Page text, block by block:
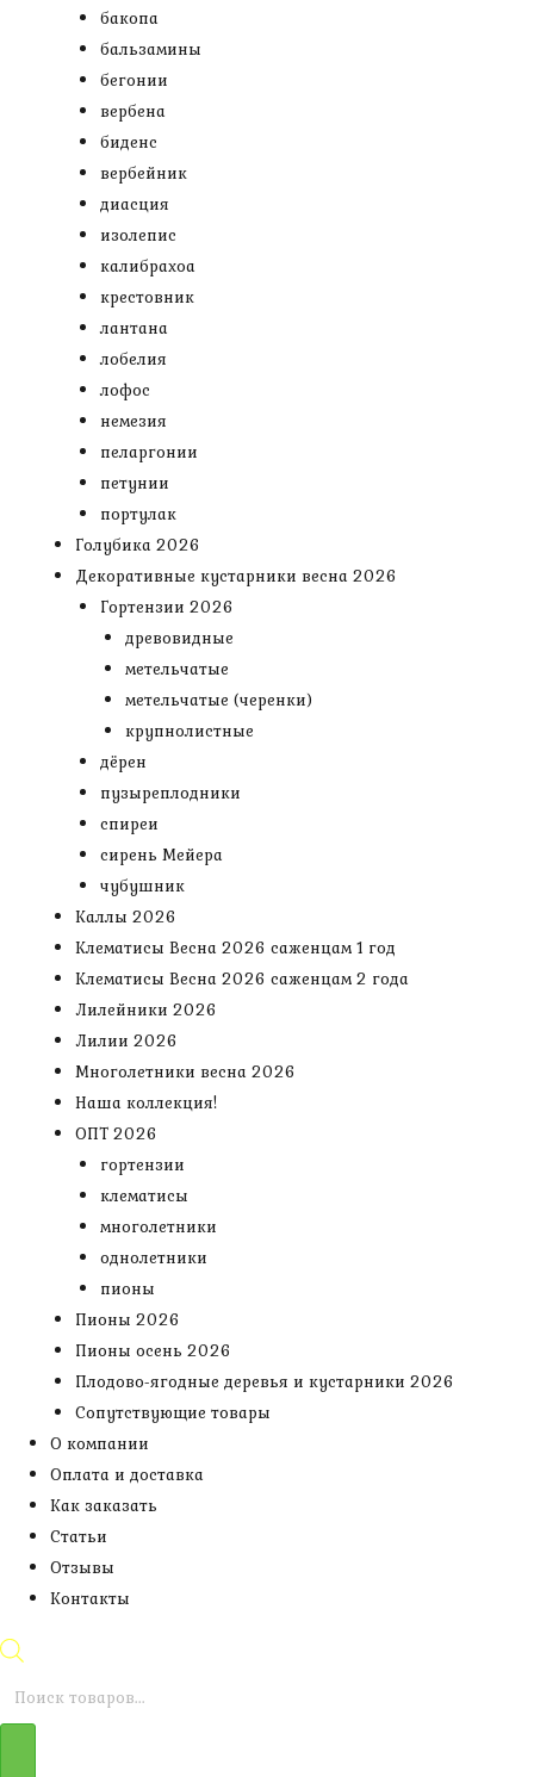
бакопа
бальзамины
бегонии
вербена
биденс
вербейник
диасция
изолепис
калибрахоа
крестовник
лантана
лобелия
лофос
немезия
пеларгонии
петунии
портулак
Голубика 2026
Декоративные кустарники весна 2026
Гортензии 2026
древовидные
метельчатые
метельчатые (черенки)
крупнолистные
дёрен
пузыреплодники
спиреи
сирень Мейера
чубушник
Каллы 2026
Клематисы Весна 2026 саженцам 1 год
Клематисы Весна 2026 саженцам 2 года
Лилейники 2026
Лилии 2026
Многолетники весна 2026
Наша коллекция!
ОПТ 2026
гортензии
клематисы
многолетники
однолетники
пионы
Пионы 2026
Пионы осень 2026
Плодово-ягодные деревья и кустарники 2026
Сопутствующие товары
О компании
Оплата и доставка
Как заказать
Статьи
Отзывы
Контакты
Поиск